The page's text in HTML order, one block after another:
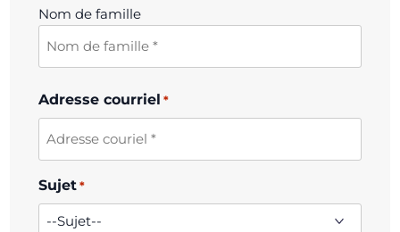
Nom de famille
Adresse courriel *
Sujet *